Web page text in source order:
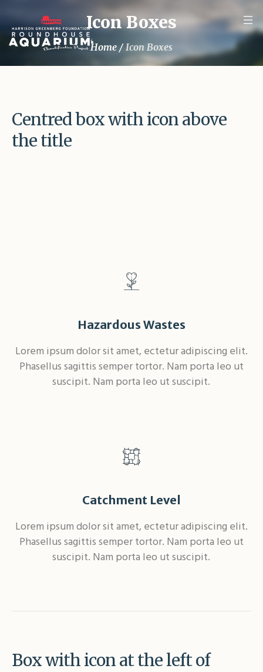
Icon Boxes
Home /Icon Boxes
Centred box with icon above
the title
Hazardous Wastes
Lorem ipsum dolor sit amet, ectetur adipiscing elit.
Phasellus sagittis semper tortor. Nam porta leo ut
suscipit. Nam porta leo ut suscipit.
Catchment Level
Lorem ipsum dolor sit amet, ectetur adipiscing elit.
Phasellus sagittis semper tortor. Nam porta leo ut
suscipit. Nam porta leo ut suscipit.
Box with icon at the left of